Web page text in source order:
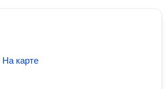
На карте